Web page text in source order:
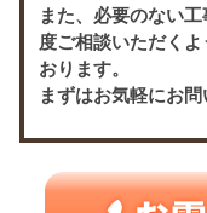
また、必要のない
度ご相談いただく
おります。
まずはお気軽にお問